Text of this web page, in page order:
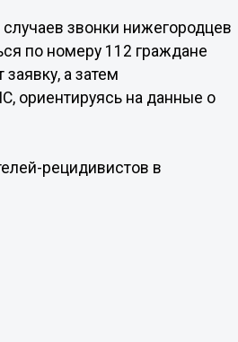
звонки нижегородцев
по номеру 112 граждане
а затем
ориентируясь на данные о
рецидивистов в